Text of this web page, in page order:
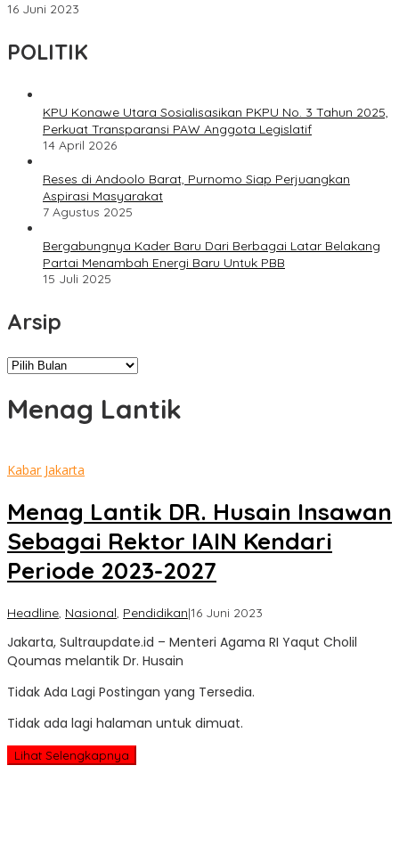
16 Juni 2023
POLITIK
KPU Konawe Utara Sosialisasikan PKPU No. 3 Tahun 2025,
Perkuat Transparansi PAW Anggota Legislatif
14 April 2026
Reses di Andoolo Barat, Purnomo Siap Perjuangkan
Aspirasi Masyarakat
7 Agustus 2025
Bergabungnya Kader Baru Dari Berbagai Latar Belakang
Partai Menambah Energi Baru Untuk PBB
15 Juli 2025
Arsip
Arsip
Menag Lantik
Kabar Jakarta
Menag Lantik DR. Husain Insawan
Sebagai Rektor IAIN Kendari
Periode 2023-2027
Headline, Nasional, Pendidikan|16 Juni 2023
Update
Jakarta, Sultraupdate.id – Menteri Agama RI Yaqut Cholil
Qoumas melantik Dr. Husain
Tidak Ada Lagi Postingan yang Tersedia.
Tidak ada lagi halaman untuk dimuat.
Lihat Selengkapnya